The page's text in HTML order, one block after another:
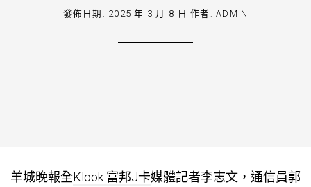
發佈日期: 2025 年 3 月 8 日 作者:ADMIN
羊城晚報全Klook 富邦J卡媒體記者李志文，通信員郭